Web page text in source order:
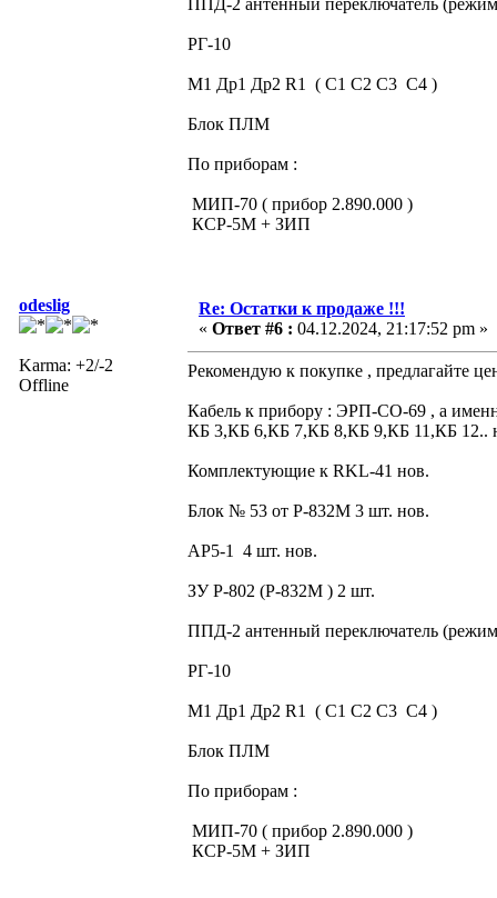
РГ-10
М1 Др1 Др2 R1 ( С1 С2 С3 С4 )
Блок ПЛМ
По приборам :
МИП-70 ( прибор 2.890.000 )
КСР-5М + ЗИП
odeslig
Karma: +2/-2
Offline
Re: Остатки к продаже !!!
« Ответ #6 : 04.12.2024, 21:17:52 pm »
Рекомендую к покупке , предлагайте
Кабель к прибору : ЭРП-СО-69 , а
КБ 3,КБ 6,КБ 7,КБ 8,КБ 9,КБ 11,КБ 12..
Комплектующие к RKL-41 нов.
Блок № 53 от Р-832М 3 шт. нов.
АР5-1 4 шт. нов.
ЗУ Р-802 (Р-832М ) 2 шт.
ППД-2 антенный переключатель
РГ-10
М1 Др1 Др2 R1 ( С1 С2 С3 С4 )
Блок ПЛМ
По приборам :
МИП-70 ( прибор 2.890.000 )
КСР-5М + ЗИП